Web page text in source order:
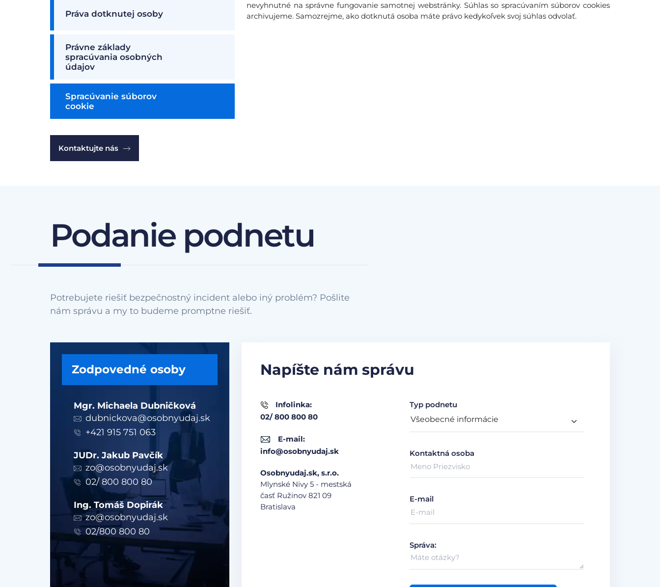
Práva dotknutej osoby
Právne základy
spracúvania osobných
údajov
Spracúvanie súborov
cookie
Kontaktujte nás
nevyhnutné na správne fungovanie samotnej webstránky. Súhlas so spracúvaním súborov cookies
archivujeme. Samozrejme, ako dotknutá osoba máte právo kedykoľvek svoj súhlas odvolať.
Podanie podnetu
Potrebujete riešiť bezpečnostný incident alebo iný problém? Pošlite
Zodpovedné osoby
Mgr. Michaela Dubničková
dubnickova@osobnyudaj.sk
+421 915 751 063
JUDr. Jakub Pavčík
zo@osobnyudaj.sk
02/ 800 800 80
Ing. Tomáš Dopirák
zo@osobnyudaj.sk
02/800 800 80
Napíšte nám správu
Infolinka:
02/ 800 800 80
E-mail:
info@osobnyudaj.sk
Osobnyudaj.sk, s.r.o.
Mlynské Nivy 5 - mestská
časť Ružinov 821 09
Bratislava
Typ podnetu
Kontaktná osoba
E-mail
Správa: